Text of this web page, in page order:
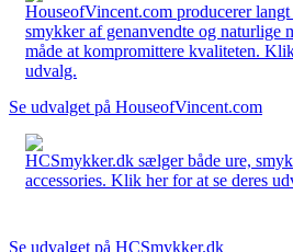
HouseofVincent.com producerer langt
smykker af genanvendte og naturlige
måde at kompromittere kvaliteten.
udvalg.
Se udvalget på HouseofVincent.com
HCSmykker.dk sælger både ure,
accessories. Klik her for at se deres
Se udvalget på HCSmykker.dk